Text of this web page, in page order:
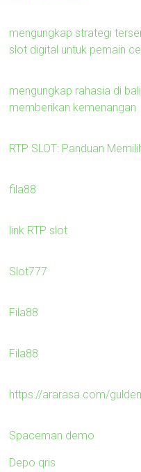
mengungkap strategi
slot digital untuk pemain
mengungkap rahasia di
memberikan kemenangan
RTP SLOT: Panduan
fila88
link RTP slot
Slot777
Fila88
Fila88
https://ararasa.com/
Spaceman demo
Depo qris